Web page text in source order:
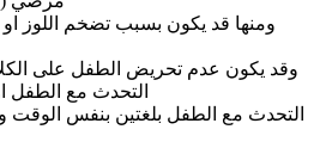
ومنها قد يكون بسبب تضخم اللوز او
وقد يكون عدم تحريض الطفل على
التحدث مع الطفل
التحدث مع الطفل بلغتين بنفس الوقت